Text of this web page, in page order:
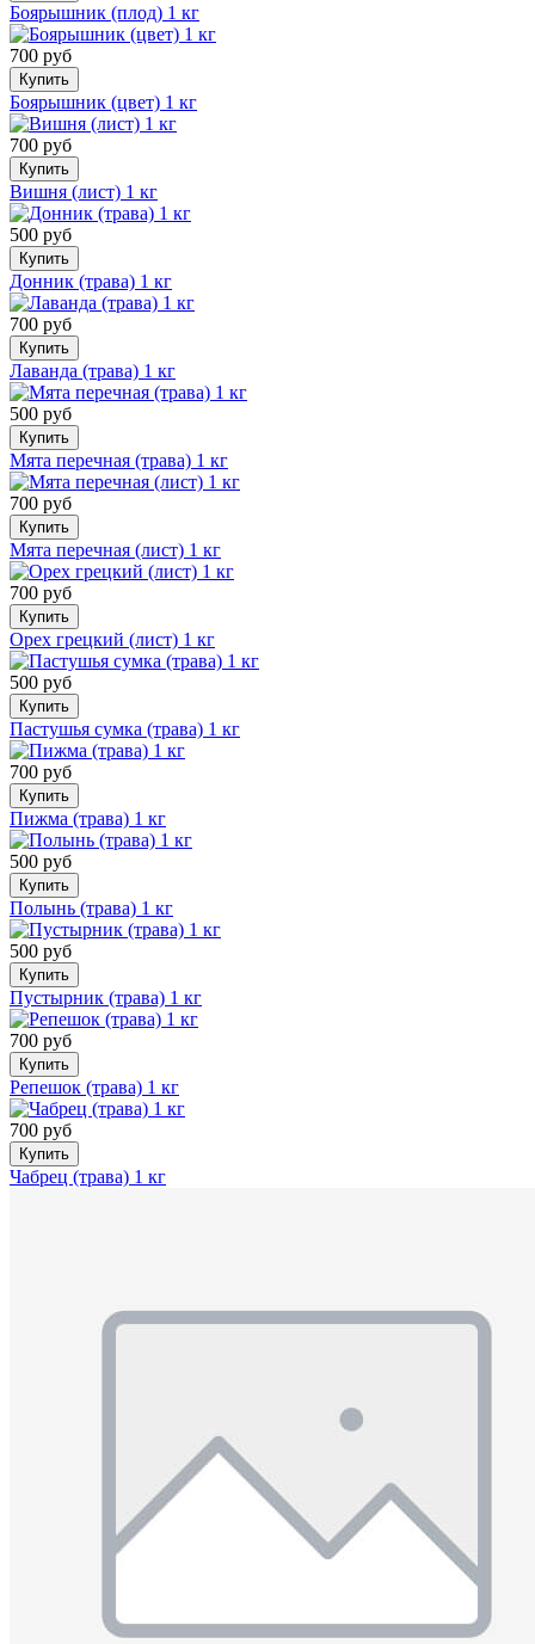
Боярышник (плод) 1 кг
700 руб
Купить
Боярышник (цвет) 1 кг
700 руб
Купить
Вишня (лист) 1 кг
500 руб
Купить
Донник (трава) 1 кг
700 руб
Купить
Лаванда (трава) 1 кг
500 руб
Купить
Мята перечная (трава) 1 кг
700 руб
Купить
Мята перечная (лист) 1 кг
700 руб
Купить
Орех грецкий (лист) 1 кг
500 руб
Купить
Пастушья сумка (трава) 1 кг
700 руб
Купить
Пижма (трава) 1 кг
500 руб
Купить
Полынь (трава) 1 кг
500 руб
Купить
Пустырник (трава) 1 кг
700 руб
Купить
Репешок (трава) 1 кг
700 руб
Купить
Чабрец (трава) 1 кг